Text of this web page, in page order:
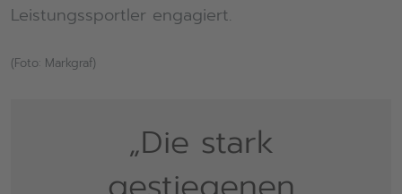
Leistungssportler engagiert.
(Foto: Markgraf)
„Die stark